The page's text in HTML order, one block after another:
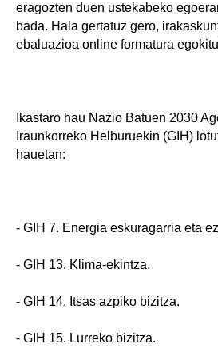
eragozten duen ustekabeko
bada. Hala gertatuz gero,
ebaluazioa online formatura
Ikastaro hau Nazio Batuen 2030
Iraunkorreko Helburuekin (GIH)
hauetan:
- GIH 7. Energia eskuragarria eta
- GIH 13. Klima-ekintza.
- GIH 14. Itsas azpiko bizitza.
- GIH 15. Lurreko bizitza.